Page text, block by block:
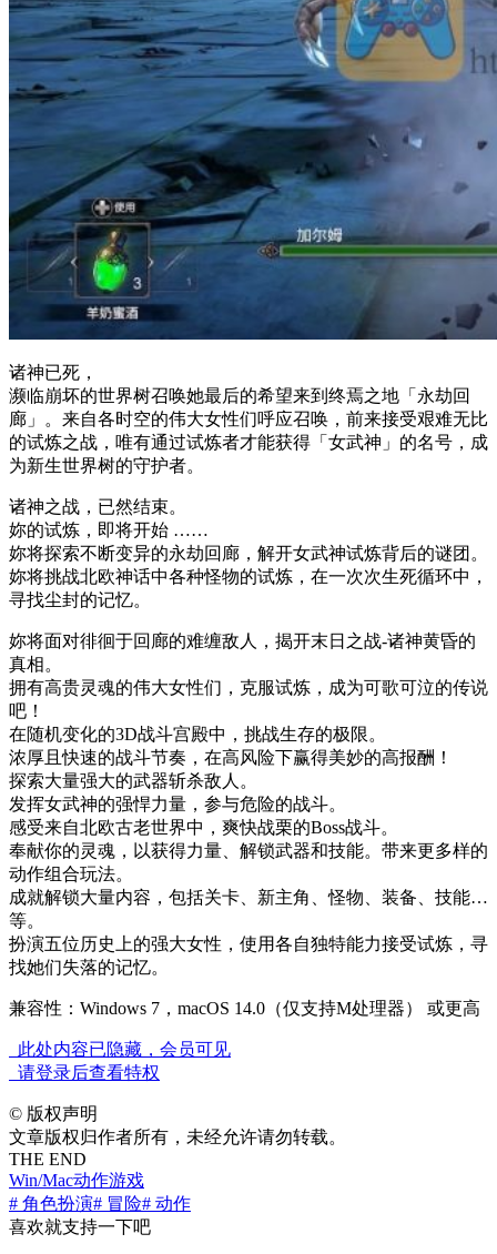
诸神已死，
濒临崩坏的世界树召唤她最后的希望来到终焉之地「永劫回
廊」。来自各时空的伟大女性们呼应召唤，前来接受艰难无比
的试炼之战，唯有通过试炼者才能获得「女武神」的名号，成
为新生世界树的守护者。
诸神之战，已然结束。
妳的试炼，即将开始 ……
妳将探索不断变异的永劫回廊，解开女武神试炼背后的谜团。
妳将挑战北欧神话中各种怪物的试炼，在一次次生死循环中，
寻找尘封的记忆。
妳将面对徘徊于回廊的难缠敌人，揭开末日之战-诸神黄昏的
真相。
拥有高贵灵魂的伟大女性们，克服试炼，成为可歌可泣的传说
吧！
在随机变化的3D战斗宫殿中，挑战生存的极限。
浓厚且快速的战斗节奏，在高风险下赢得美妙的高报酬！
探索大量强大的武器斩杀敌人。
发挥女武神的强悍力量，参与危险的战斗。
感受来自北欧古老世界中，爽快战栗的Boss战斗。
奉献你的灵魂，以获得力量、解锁武器和技能。带来更多样的
动作组合玩法。
成就解锁大量内容，包括关卡、新主角、怪物、装备、技能…
等。
扮演五位历史上的强大女性，使用各自独特能力接受试炼，寻
找她们失落的记忆。
兼容性：Windows 7，macOS 14.0（仅支持M处理器） 或更高
此处内容已隐藏，会员可见
请登录后查看特权
© 版权声明
文章版权归作者所有，未经允许请勿转载。
THE END
Win/Mac动作游戏
# 角色扮演# 冒险# 动作
喜欢就支持一下吧